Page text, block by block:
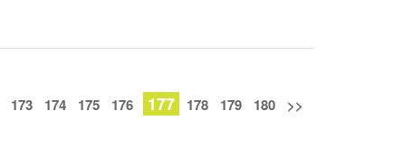
173 174 175 176 177 178 179 180 >>